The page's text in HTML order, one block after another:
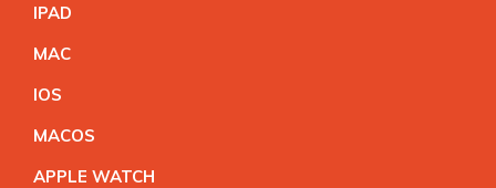
IPAD
MAC
IOS
MACOS
APPLE WATCH